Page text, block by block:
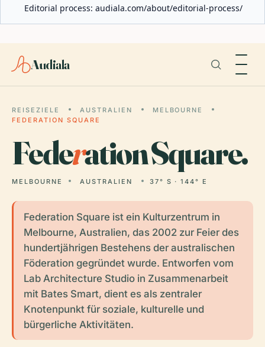
Editorial process: audiala.com/about/editorial-process/
Audiala
REISEZIELE AUSTRALIEN
MELBOURNE
FEDERATION SQUARE
Federation Square.
MELBOURNE AUSTRALIEN 37° S · 144° E
Federation Square ist ein Kulturzentrum in
Melbourne, Australien, das 2002 zur Feier des
hundertjährigen Bestehens der australischen
Föderation gegründet wurde. Entworfen vom
Lab Architecture Studio in Zusammenarbeit
mit Bates Smart, dient es als zentraler
Knotenpunkt für soziale, kulturelle und
bürgerliche Aktivitäten.